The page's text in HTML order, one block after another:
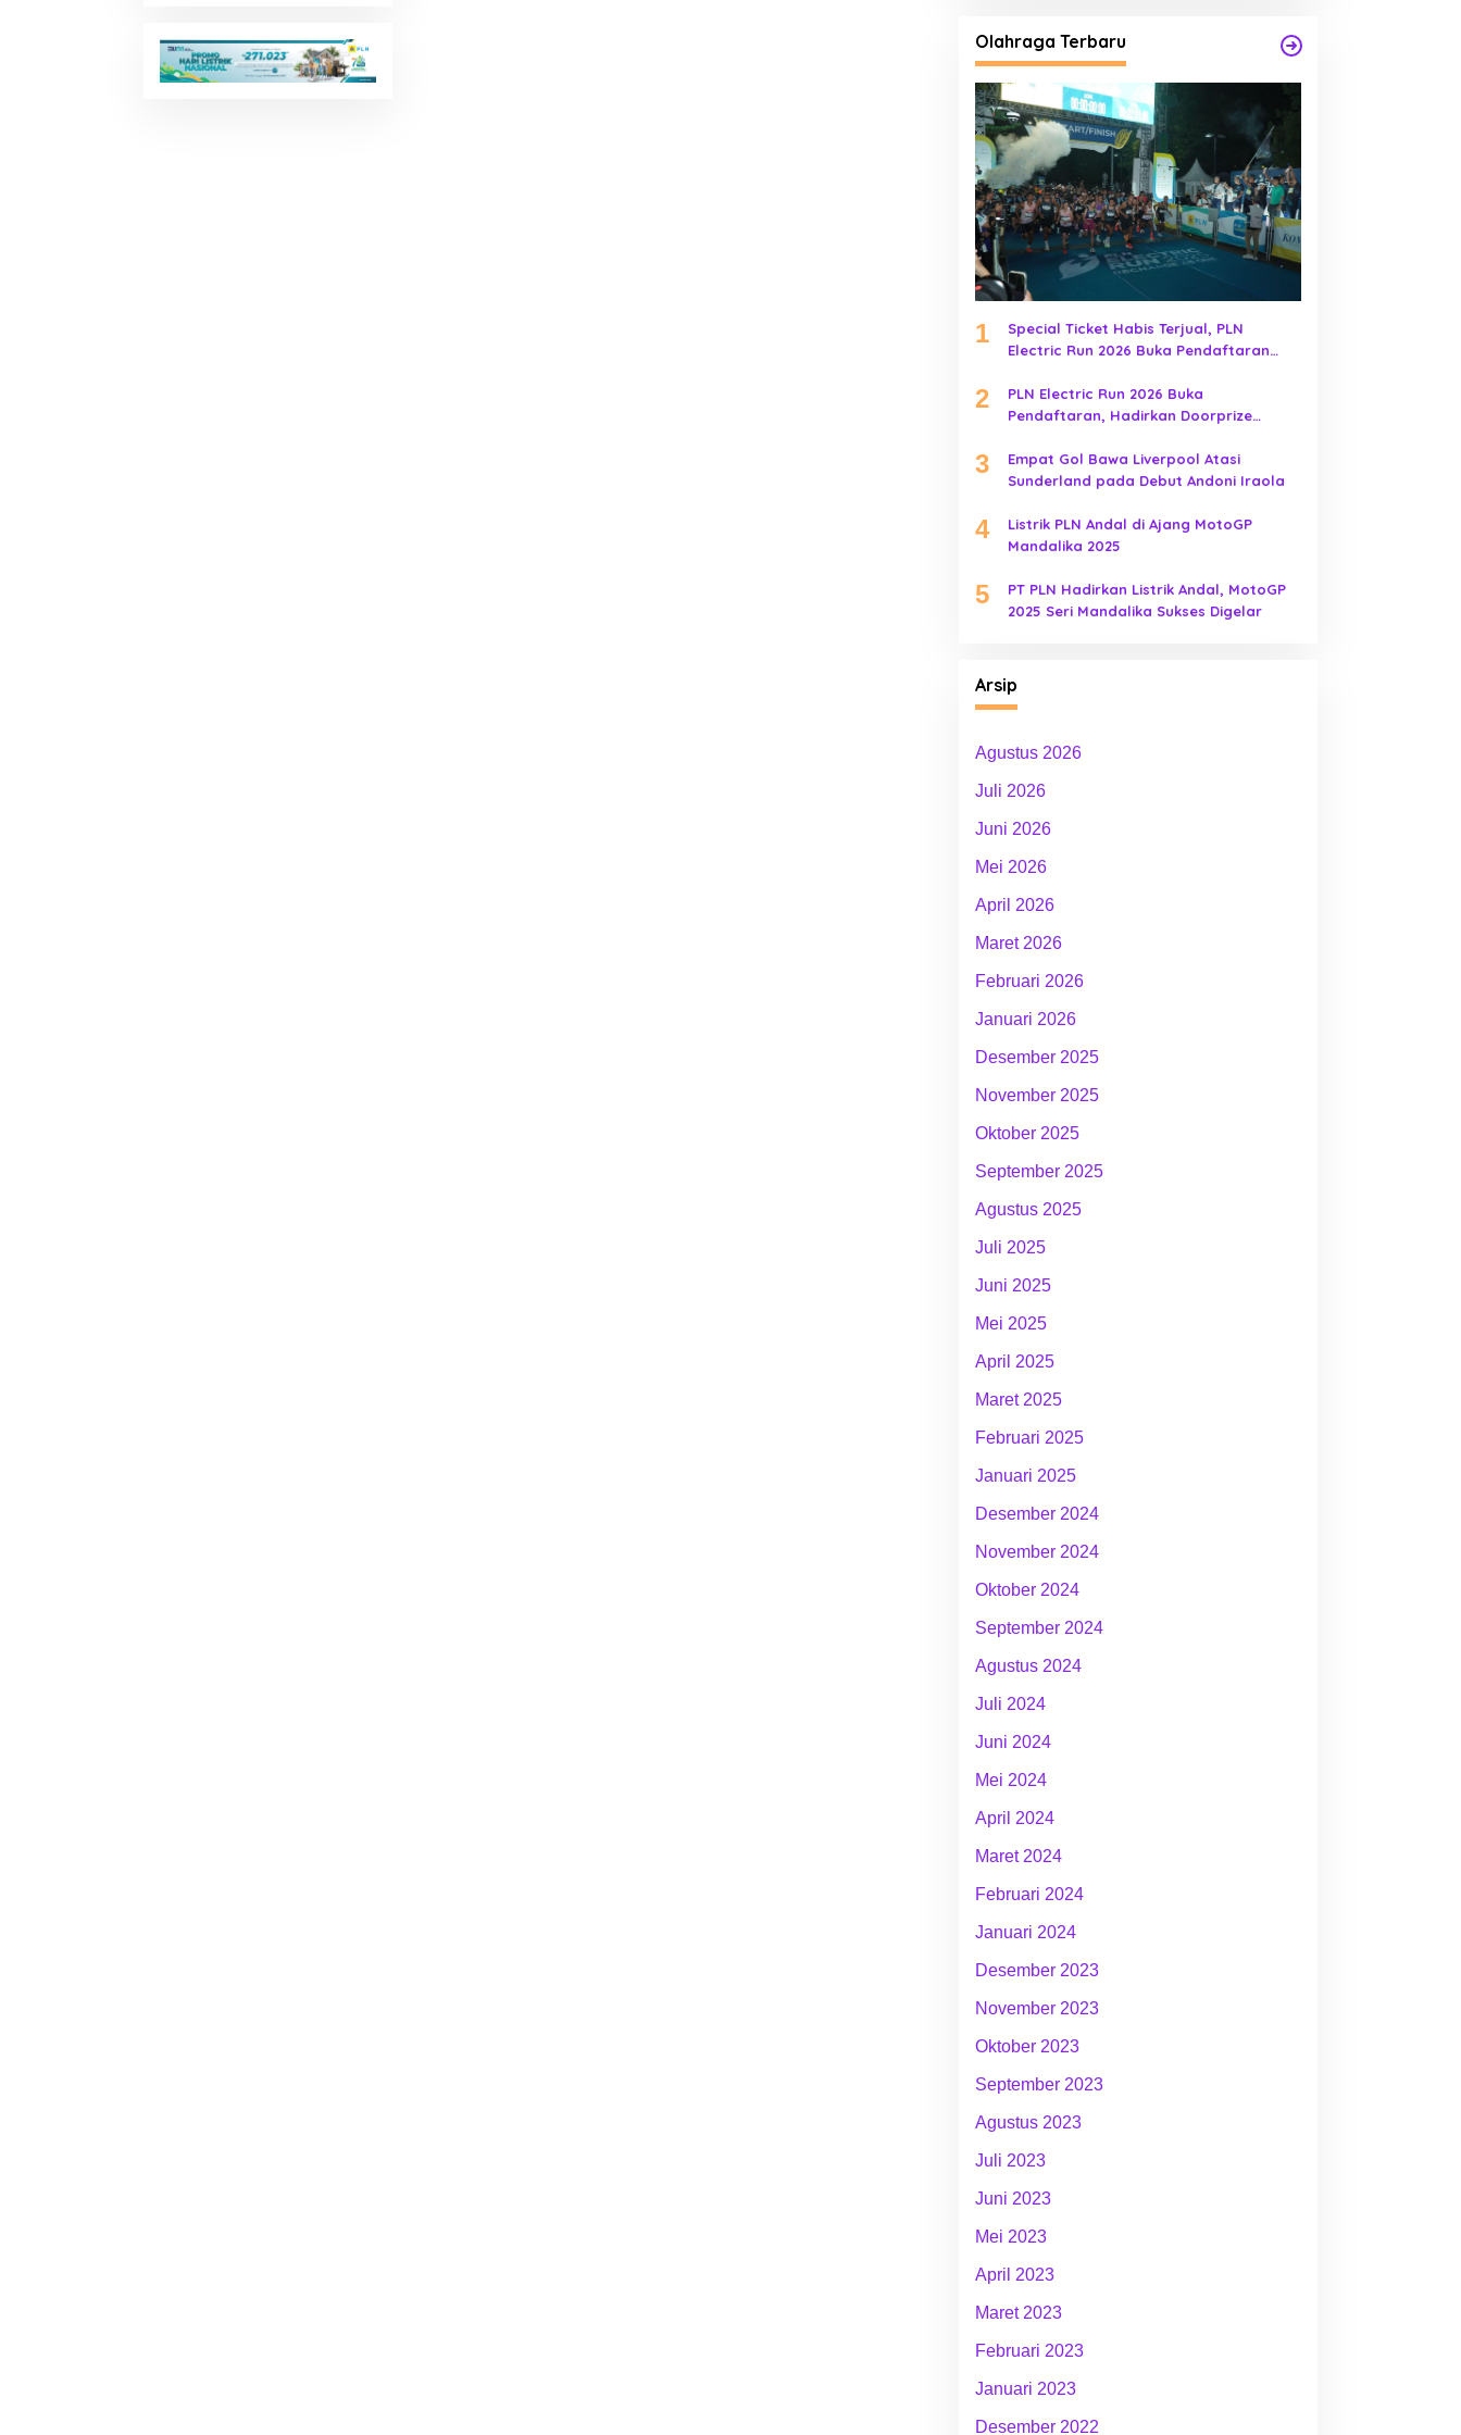
Olahraga Terbaru
1
Special Ticket Habis Terjual, PLN
Electric Run 2026 Buka Pendaftaran
2
PLN Electric Run 2026 Buka
Pendaftaran, Hadirkan Doorprize
3
Empat Gol Bawa Liverpool Atasi
Sunderland pada Debut Andoni Iraola
4
Listrik PLN Andal di Ajang MotoGP
Mandalika 2025
5
PT PLN Hadirkan Listrik Andal, MotoGP
2025 Seri Mandalika Sukses Digelar
Arsip
Agustus 2026
Juli 2026
Juni 2026
Mei 2026
April 2026
Maret 2026
Februari 2026
Januari 2026
Desember 2025
November 2025
Oktober 2025
September 2025
Agustus 2025
Juli 2025
Juni 2025
Mei 2025
April 2025
Maret 2025
Februari 2025
Januari 2025
Desember 2024
November 2024
Oktober 2024
September 2024
Agustus 2024
Juli 2024
Juni 2024
Mei 2024
April 2024
Maret 2024
Februari 2024
Januari 2024
Desember 2023
November 2023
Oktober 2023
September 2023
Agustus 2023
Juli 2023
Juni 2023
Mei 2023
April 2023
Maret 2023
Februari 2023
Januari 2023
Desember 2022